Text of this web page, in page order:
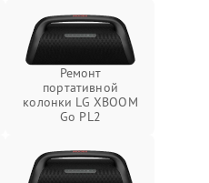
Ремонт
портативной
колонки LG XBOOM
Go PL2